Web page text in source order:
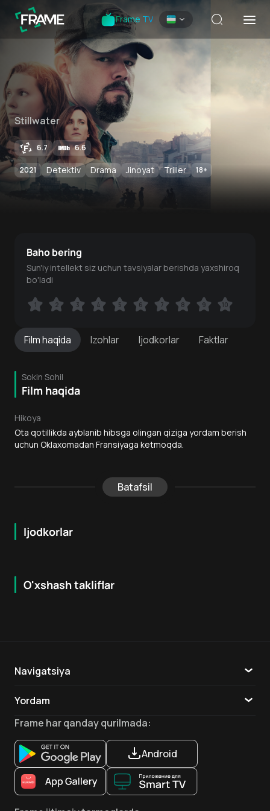
Frame TV
Stillwater
6.7 6.6
2021 Detektiv Drama Jinoyat Triller 18+
Filmhaqida Izohlar Ijodkorlar Faktlar
Sokin Sohil
Film haqida
Hikoya
Ota qotillikda ayblanib hibsga olingan qiziga yordam berish
uchun Oklaxomadan Fransiyaga ketmoqda.
Batafsil
Ijodkorlar
Baho bering
Sun'iy intellekt siz uchun tavsiyalar berishda yaxshiroq
bo'ladi
1 2 3 4 5 6 7 8 9 10
1 2 3 4 5 6 7 8 9 10
O'xshash takliflar
18 + 6.6
Navigatsiya
Yordam
Aloqa
Ilovalar
Frame har qanday qurilmada:
Android